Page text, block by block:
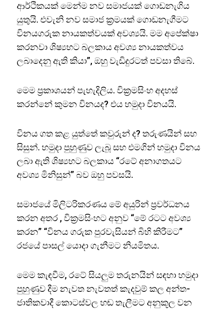
ආර්ථිකයක් මෙන්ම නව සමාජයක් ගොඩනැගිය
යුතුයි. එවැනි නව සමාජ ක්‍රමයක් ගොඩනැගීමට
විනයගරුක නායකත්වයක් අවශ්‍යයි. මම අපේක්ෂා
කරනවා ශිෂ්‍යභට බලකාය අවශ්‍ය නායකත්වය
ලබාදෙනු ඇති කියා”, ඔහු වැඩිදුරටත් පවසා තිබේ.
මෙම ප්‍රකාශයන් පැහැදිලිය. වික්‍රමසිංහ අදහස්
කරන්නේ කුමන විනයද? එය හමුදා විනයයි.
විනය ගත කළ යුත්තේ කවුරුන් ද? තරුණයින් සහ
සිසුන්. හමුදා පුහුණුව ලැබූ සහ එමගින් හමුදා විනය
ලබා ඇති ශිෂ්‍යභට බලකාය “රටේ අනාගතයට
අවශ්‍ය මිනිසුන්” බව ඔහු පවසයි.
සමාජයේ මිලිටරිකරණය මේ අයුරින් ප්‍රවර්ධනය
කරන අතර , වික්‍රමසිංහට අනුව “මේ රටට අවශ්‍ය
කරන” “විනය ගරුක පුරවැසියන් බිහි කිරීමට”
රජයේ පාසල් යොදා ගැනීමට නියමිතය.
මෙම කැඳවීම, රටේ සියලුම තරුනයින් සඳහා හමුදා
පුහුණුව දීම නැවත නැවතත් කැදවුම් කල අන්ත-
ජාතිකවාදී කොටස්වල හඬ තැලීමට අනුකූල වන